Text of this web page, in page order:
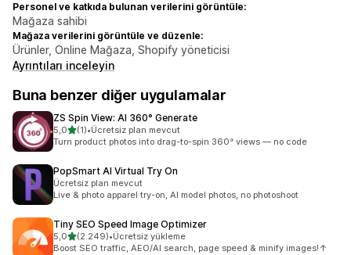
Personel ve katkıda bulunan verilerini görüntüle:
Mağaza sahibi
Mağaza verilerini görüntüle ve düzenle:
Ürünler, Online Mağaza, Shopify yöneticisi
Ayrıntıları inceleyin
Buna benzer diğer uygulamalar
ZS Spin View: AI 360° Generate
5,05 yıldız üzerinden
(1)
toplam 1 değerlendirme
•Ücretsiz plan mevcut
Turn product photos into drag-to-spin 360° views — no code
PopSmart AI Virtual Try On
Ücretsiz plan mevcut
Live & photo apparel try-on, AI model photos, no photoshoot
Tiny SEO Speed Image Optimizer
5,05 yıldız üzerinden
(2.249)
toplam 2249 değerlendirme
•Ücretsiz yükleme
Boost SEO traffic, AEO/AI search, page speed & minify images!↑